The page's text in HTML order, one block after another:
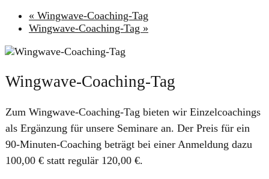
« Wingwave-Coaching-Tag
Wingwave-Coaching-Tag »
Wingwave-Coaching-Tag
Zum Wingwave-Coaching-Tag bieten wir Einzelcoachings
als Ergänzung für unsere Seminare an. Der Preis für ein
90-Minuten-Coaching beträgt bei einer Anmeldung dazu
100,00 € statt regulär 120,00 €.